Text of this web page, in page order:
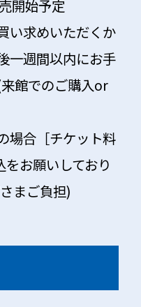
開始予定
い求めいただくか
一週間以内にお手
館でのご購入or
場合［チケット料
お願いしており
まご負担)